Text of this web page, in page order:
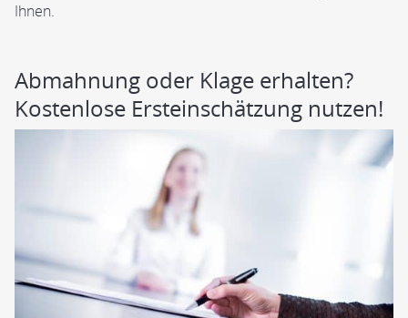
Ihnen.
Abmahnung oder Klage erhalten?
Kostenlose Ersteinschätzung nutzen!